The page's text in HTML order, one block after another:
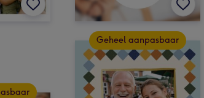
Geheel aanpasbaar